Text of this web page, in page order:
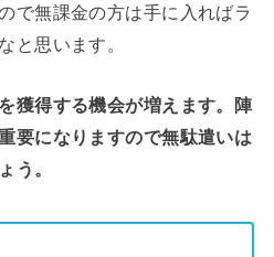
で無課金の方は手に入ればラ
と思います。
獲得する機会が増えます。陣
要になりますので無駄遣いは
う。